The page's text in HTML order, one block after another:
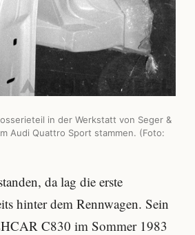
in der Werkstatt von Seger &
Audi Quattro Sport stammen. (Foto:
da lag die erste
hinter dem Rennwagen. Sein
C830 im Sommer 1983